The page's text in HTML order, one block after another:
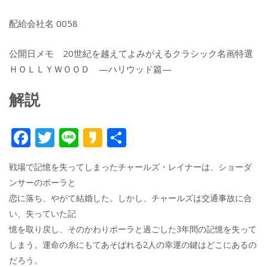
配給会社名 0058
公開日メモ 20世紀を越えてよみがえるクラシック名画特選
ＨＯＬＬＹＷＯＯＤ —ハリウッド篇—
解説
F
ac
e
b
o
o
k
T
w
itt
er
Li
e
K
a
k
a
戦場で記憶を失ってしまったチャールズ・レイナーは、ショーダ
ンサーのポーラと
恋に落ち、やがて結婚した。しかし、チャールズは交通事故に合
い、失っていた記
憶を取り戻し、そのかわりポーラと過ごした3年間の記憶を失って
しまう。運命の糸にもてあそばれる2人の幸運の鍵はどこにあるの
だろう。